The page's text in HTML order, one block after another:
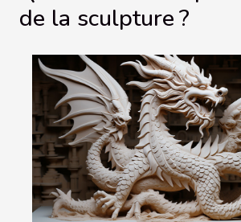
de la sculpture ?